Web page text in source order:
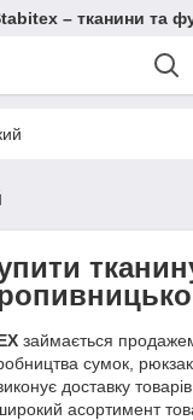
– тканини та
займається
сумок,
доставку
асортимент